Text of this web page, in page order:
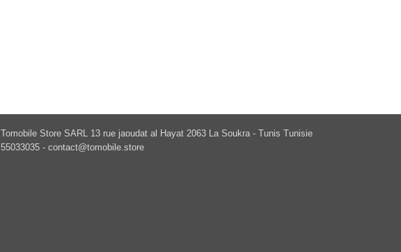
Tomobile Store SARL 13 rue jaoudat al Hayat 2063 La Soukra - Tunis Tunisie
55033035 - contact@tomobile.store